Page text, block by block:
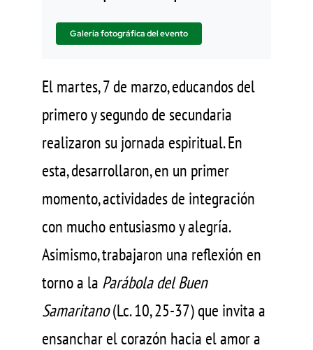
Galería fotográfica del evento
El martes, 7 de marzo,educandos del
primero y segundo de secundaria
realizaron su jornada espiritual. En
esta, desarrollaron, en un primer
momento, actividades de integración
con mucho entusiasmo y alegría.
Asimismo, trabajaron una reflexión en
torno a la Parábola del Buen
Samaritano(Lc. 10, 25-37) que invita a
ensanchar el corazón hacia el amor a